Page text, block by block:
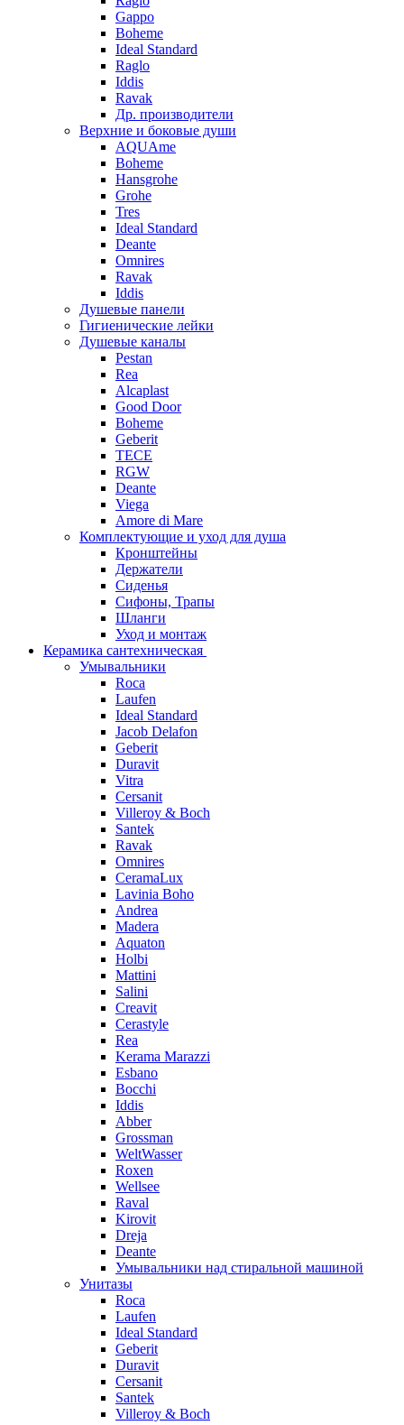
Gappo
Boheme
Ideal Standard
Raglo
Iddis
Ravak
Др. производители
Верхние и боковые души
AQUAme
Boheme
Hansgrohe
Grohe
Tres
Ideal Standard
Deante
Omnires
Ravak
Iddis
Душевые панели
Гигиенические лейки
Душевые каналы
Pestan
Rea
Alcaplast
Good Door
Boheme
Geberit
TECE
RGW
Deante
Viega
Amore di Mare
Комплектующие и уход для душа
Кронштейны
Держатели
Сиденья
Сифоны, Трапы
Шланги
Уход и монтаж
Керамика сантехническая
Умывальники
Roca
Laufen
Ideal Standard
Jacob Delafon
Geberit
Duravit
Vitra
Cersanit
Villeroy & Boch
Santek
Ravak
Omnires
CeramaLux
Lavinia Boho
Andrea
Madera
Aquaton
Holbi
Mattini
Salini
Creavit
Cerastyle
Rea
Kerama Marazzi
Esbano
Bocchi
Iddis
Abber
Grossman
WeltWasser
Roxen
Wellsee
Raval
Kirovit
Dreja
Deante
Умывальники над стиральной машиной
Унитазы
Roca
Laufen
Ideal Standard
Geberit
Duravit
Cersanit
Santek
Villeroy & Boch